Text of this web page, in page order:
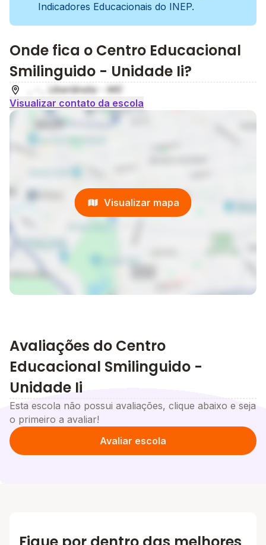
Indicadores Educacionais do INEP.
Onde fica o Centro Educacional
Smilinguido - Unidade Ii?
, - , Uberlândia - MG
Visualizar contato da escola
Visualizar mapa
Avaliações do Centro
Educacional Smilinguido -
Unidade Ii
Esta escola não possui avaliações, clique abaixo e seja
o primeiro a avaliar!
Avaliar escola